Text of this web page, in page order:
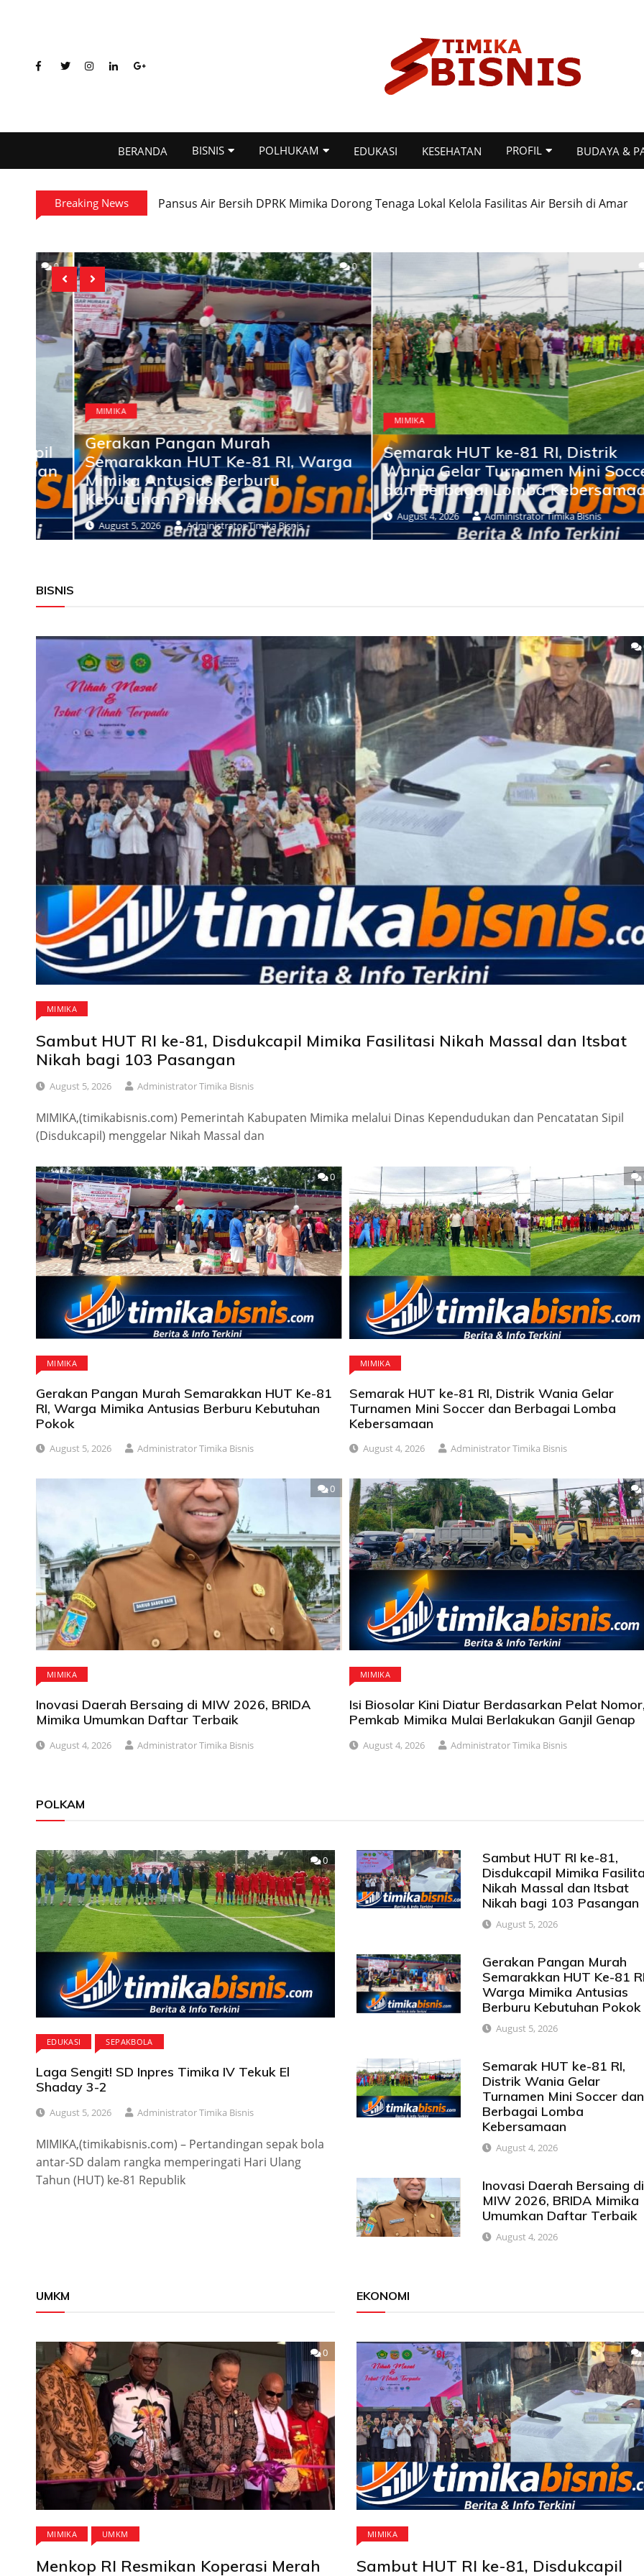
BERANDA BISNIS POLHUKAM EDUKASI KESEHATAN PROFIL BUDAYA &
Breaking News Timika Jadi Panggung Perdana Miss Bintang Indonesia Papua Tengah dan Maluku 2026
0
MIMIKA
Gerakan Pangan Murah
Semarakkan HUT Ke-81 RI, Warga
Mimika Antusias Berburu
Kebutuhan Pokok
August 5, 2026 Administrator Timika Bisnis
MIMIKA
Semarak HUT ke-81 RI, Distrik
Wania Gelar Turnamen Mini Soccer
dan Berbagai Lomba Kebersamaan
August 4, 2026 Administrator Timika Bisnis
BISNIS
MIMIKA
Sambut HUT RI ke-81, Disdukcapil Mimika Fasilitasi Nikah Massal dan Itsbat
Nikah bagi 103 Pasangan
August 5, 2026 Administrator Timika Bisnis
MIMIKA,(timikabisnis.com) Pemerintah Kabupaten Mimika melalui Dinas Kependudukan dan Pencatatan Sipil
(Disdukcapil) menggelar Nikah Massal dan
0
MIMIKA
Gerakan Pangan Murah Semarakkan HUT Ke-81
RI, Warga Mimika Antusias Berburu Kebutuhan
Pokok
August 5, 2026 Administrator Timika Bisnis
MIMIKA
Semarak HUT ke-81 RI, Distrik Wania Gelar
Turnamen Mini Soccer dan Berbagai Lomba
Kebersamaan
August 4, 2026 Administrator Timika Bisnis
0
MIMIKA
Inovasi Daerah Bersaing di MIW 2026, BRIDA
Mimika Umumkan Daftar Terbaik
August 4, 2026 Administrator Timika Bisnis
MIMIKA
Isi Biosolar Kini Diatur Berdasarkan Pelat
Pemkab Mimika Mulai Berlakukan Ganjil Genap
August 4, 2026 Administrator Timika Bisnis
POLKAM
0
EDUKASI SEPAKBOLA
Laga Sengit! SD Inpres Timika IV Tekuk El
Shaday 3-2
August 5, 2026 Administrator Timika Bisnis
MIMIKA,(timikabisnis.com) – Pertandingan sepak bola
antar-SD dalam rangka memperingati Hari Ulang
Tahun (HUT) ke-81 Republik
Sambut HUT RI ke-81,
Disdukcapil Mimika
Nikah Massal dan Itsbat
Nikah bagi 103 Pasangan
August 5, 2026
Gerakan Pangan Murah
Semarakkan HUT Ke-81
Warga Mimika Antusias
Berburu Kebutuhan Pokok
August 5, 2026
Semarak HUT ke-81 RI,
Distrik Wania Gelar
Turnamen Mini Soccer dan
Berbagai Lomba
Kebersamaan
August 4, 2026
Inovasi Daerah Bersaing di
MIW 2026, BRIDA Mimika
Umumkan Daftar Terbaik
August 4, 2026
UMKM
0
MIMIKA UMKM
Menkop RI Resmikan Koperasi Merah
EKONOMI
MIMIKA
Sambut HUT RI ke-81, Disdukcapil